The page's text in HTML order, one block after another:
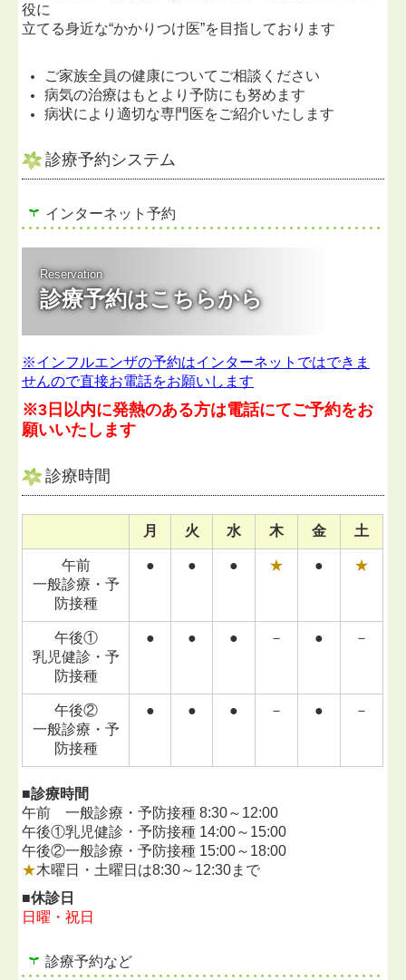
役に
立てる身近な“かかりつけ医”を目指しております
ご家族全員の健康についてご相談ください
病気の治療はもとより予防にも努めます
病状により適切な専門医をご紹介いたします
診療予約システム
インターネット予約
Reservation
診療予約はこちらから
※インフルエンザの予約はインターネットではできま
せんので直接お電話をお願いします
※3日以内に発熱のある方は電話にてご予約をお
願いいたします
診療時間
月 火 水 木 金 土
午前
一般診療・予
防接種
● ● ● ★ ● ★
午後①
乳児健診・予
防接種
● ● ● － ● －
午後②
一般診療・予
防接種
● ● ● － ● －
■診療時間
午前一般診療・予防接種 8:30～12:00
午後①乳児健診・予防接種 14:00～15:00
午後②一般診療・予防接種 15:00～18:00
★木曜日・土曜日は8:30～12:30まで
■休診日
日曜・祝日
診療予約など